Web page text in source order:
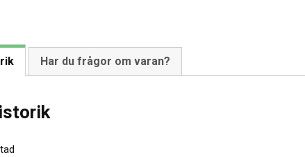
Har du frågor om varan?